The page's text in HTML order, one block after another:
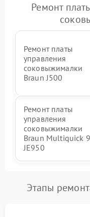
Ремонт
Ремонт платы
управления
соковыжималки
Braun J500
Ремонт платы
управления
соковыжималки
Braun Multiquick 9
JE950
Этапы